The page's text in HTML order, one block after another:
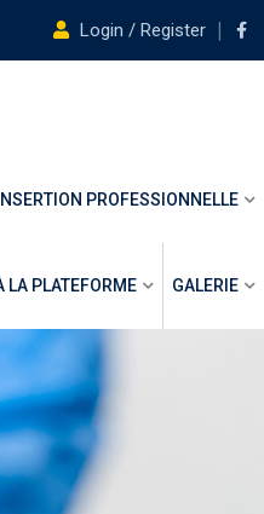
Login / Register
INSERTION PROFESSIONNELLE
LA PLATEFORME GALERIE